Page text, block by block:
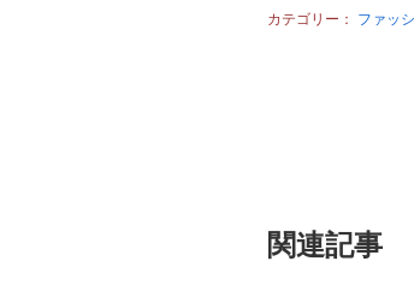
カテゴリー： ファッ
関連記事